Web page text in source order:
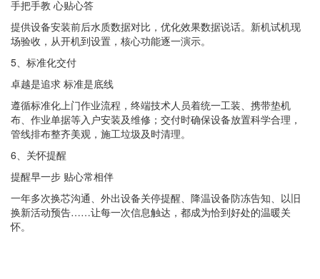
手把手教 心贴心答
提供设备安装前后水质数据对比，优化效果数据说话。新机试机现
场验收，从开机到设置，核心功能逐一演示。
5、标准化交付
卓越是追求 标准是底线
遵循标准化上门作业流程，终端技术人员着统一工装、携带垫机
布、作业单据等入户安装及维修；交付时确保设备放置科学合理，
管线排布整齐美观，施工垃圾及时清理。
6、关怀提醒
提醒早一步 贴心常相伴
一年多次换芯沟通、外出设备关停提醒、降温设备防冻告知、以旧
换新活动预告……让每一次信息触达，都成为恰到好处的温暖关
怀。